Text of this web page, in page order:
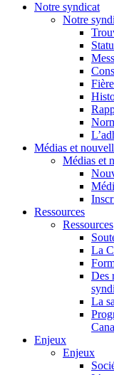
Notre syndicat
Notre
Médias et
Médias et
Ressources
Ressources
La
Des
La
Enjeux
Enjeux